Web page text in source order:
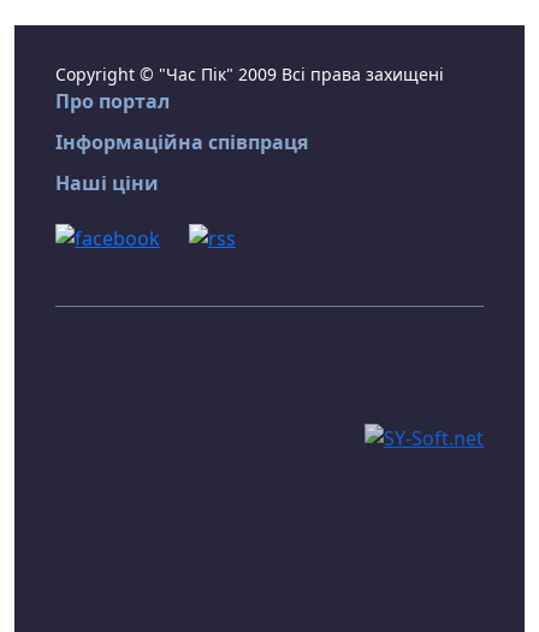
Copyright © "Час Пік" 2009 Всі права захищені
Про портал
Інформаційна співпраця
Наші ціни